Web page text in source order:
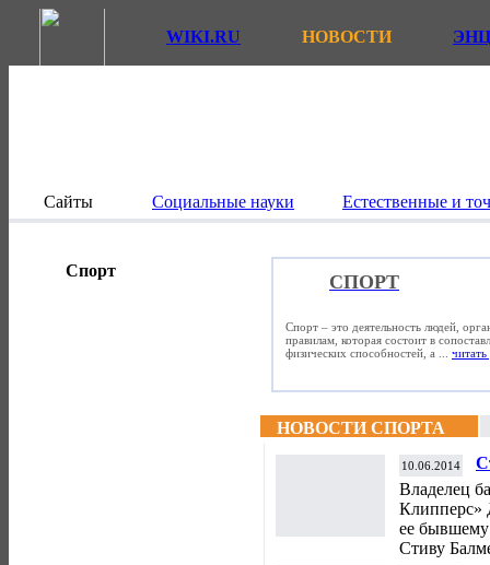
WIKI.RU НОВОСТИ
Сайты Социальные науки Естественные и
Спорт
СПОРТ
Спорт – это деятельность людей,
правилам, которая состоит в
физических способностей, а ... читать
НОВОСТИ СПОРТА
10.06.2014
Владелец
Клипперс»
ее бывшему
Стиву